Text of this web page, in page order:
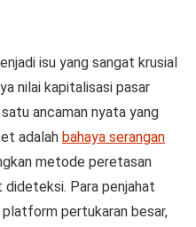
isu yang sangat krusial
nilai kapitalisasi pasar
ancaman nyata yang
adalah bahaya serangan
metode peretasan
dideteksi. Para penjahat
pertukaran besar,